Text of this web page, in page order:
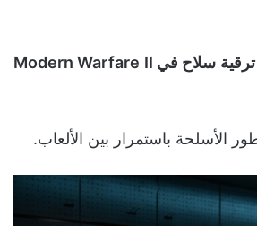
سلاح في
الأسلحة باستمرار بين الألعاب.